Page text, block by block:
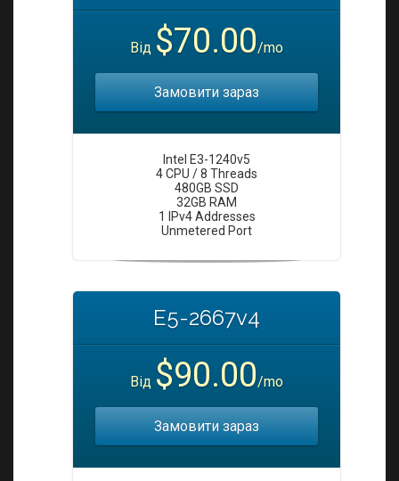
Від $70.00/mo
Замовити зараз
Intel E3-1240v5
4 CPU / 8 Threads
480GB SSD
32GB RAM
1 IPv4 Addresses
Unmetered Port
E5-2667v4
Від $90.00/mo
Замовити зараз